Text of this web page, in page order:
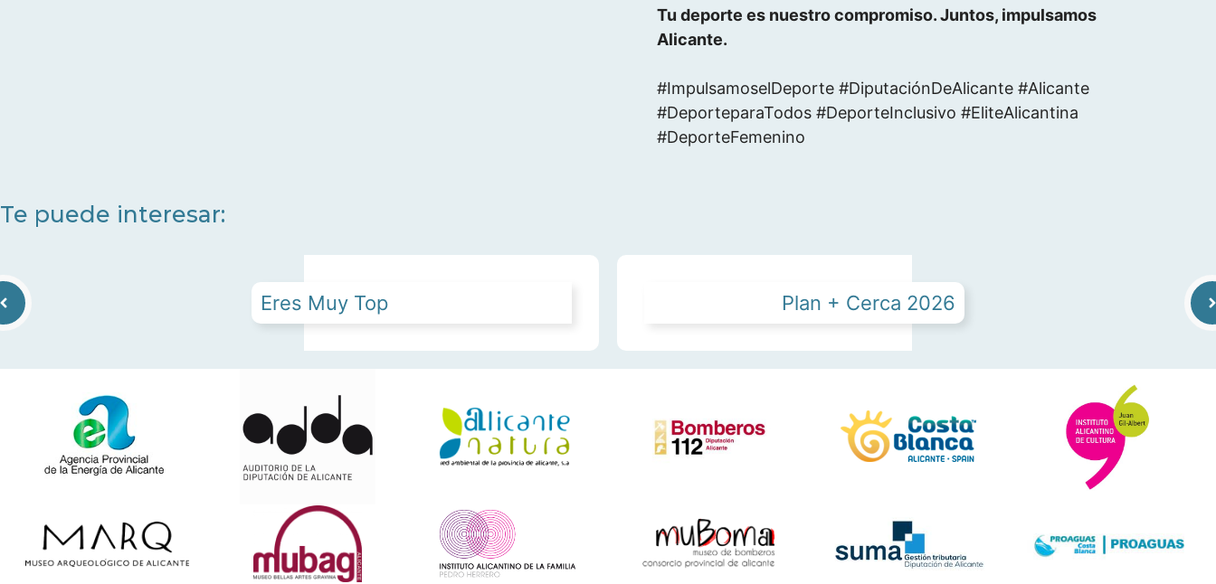
Tu deporte es nuestro compromiso. Juntos, impulsamos
Alicante.
#ImpulsamoselDeporte #DiputaciónDeAlicante #Alicante
#DeporteparaTodos #DeporteInclusivo #EliteAlicantina
#DeporteFemenino
Te puede interesar:
Eres Muy Top Plan + Cerca 2026